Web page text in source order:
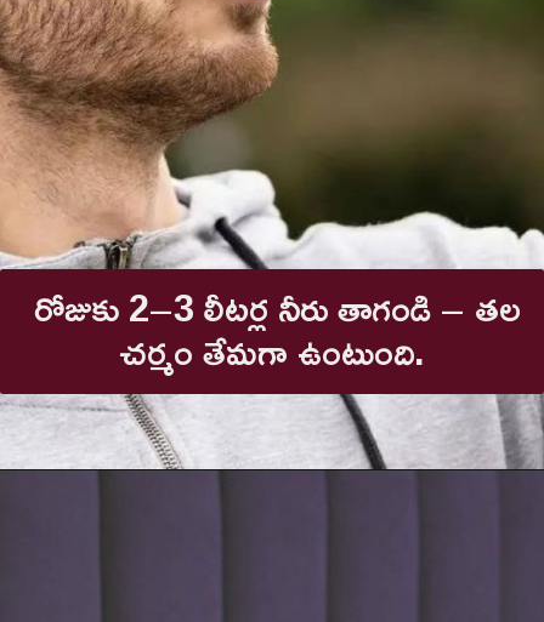
రోజుకు 2–3 లీటర్ల నీరు తాగండి – తల
చర్మం తేమగా ఉంటుంది.